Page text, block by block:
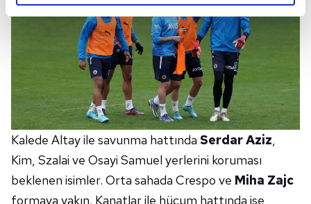
kalemimiz olduğunu sizlere hatırlatmak isteriz.
Her halükârda, kullanıcılar, bu çerezlere izin vermedikleri
takdirde, kullanıcılara hedefli reklamlar
gösterilmeyecektir."
Sizlere daha iyi bir hizmet sunabilmek için İnternet
Sitemizde kendimize ve üçüncü kişilere ait çerezler
kullanılmaktadır. Bu çerezler vasıtasıyla çeşitli kişisel
verileriniz işlenmekte olup gerekli olan çerezler bilgi
toplumu hizmetlerinin sunulması amacıyla
Kalede Altay ile savunma hattında Serdar Aziz,
Kim, Szalai ve Osayi Samuel yerlerini koruması
beklenen isimler. Orta sahada Crespo ve Miha Zajc
formaya yakın. Kanatlar ile hücum hattında ise